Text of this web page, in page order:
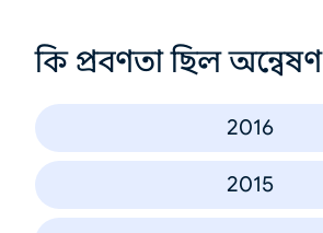
কি প্রবণতা ছিল অন্বেষণ
2016
2015